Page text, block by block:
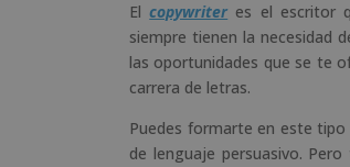
Elcopywriteres el escritor
siempre tienen la necesidad
las oportunidades que se te
carrera de letras.
Puedes formarte en este
de lenguaje persuasivo.